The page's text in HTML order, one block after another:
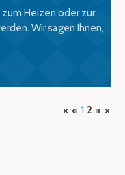
Heizen oder zur
Wir sagen Ihnen,
1 2